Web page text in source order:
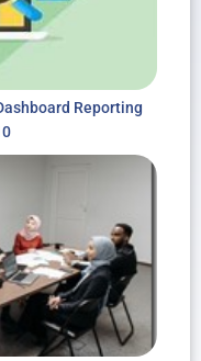
Reporting